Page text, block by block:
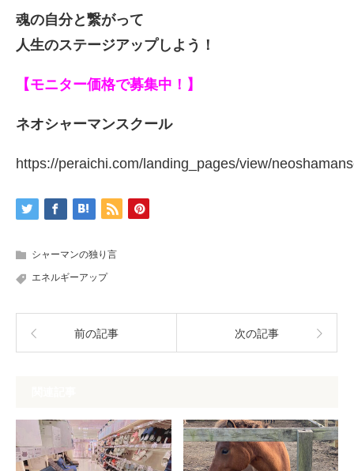
魂の自分と繋がって
人生のステージアップしよう！
【モニター価格で募集中！】
ネオシャーマンスクール
https://peraichi.com/landing_pages/view/
シャーマンの独り言
エネルギーアップ
前の記事 次の記事